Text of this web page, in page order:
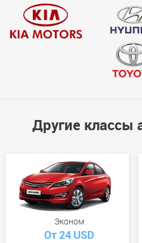
Другие классы
Эконом
От 24 USD